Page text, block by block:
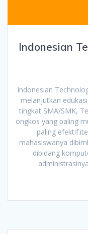
Indonesian
Indonesian
melanjutkan
tingkat SMA/SMK,
ongkos yang paling
paling
mahasiswanya
dibidang